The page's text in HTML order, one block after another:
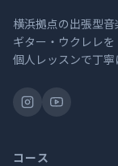
横浜拠点の出張型音
ギター・ウクレレを
個人レッスンで丁寧
コース